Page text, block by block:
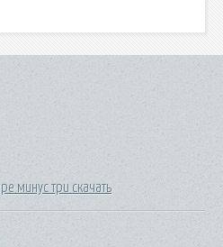
минус три скачать